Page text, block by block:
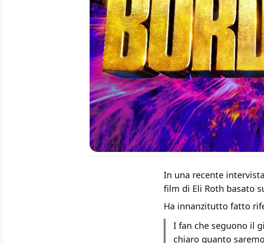
In una recente
film di Eli Roth basato
Ha innanzitutto fatto
I fan che seguono il
chiaro quanto